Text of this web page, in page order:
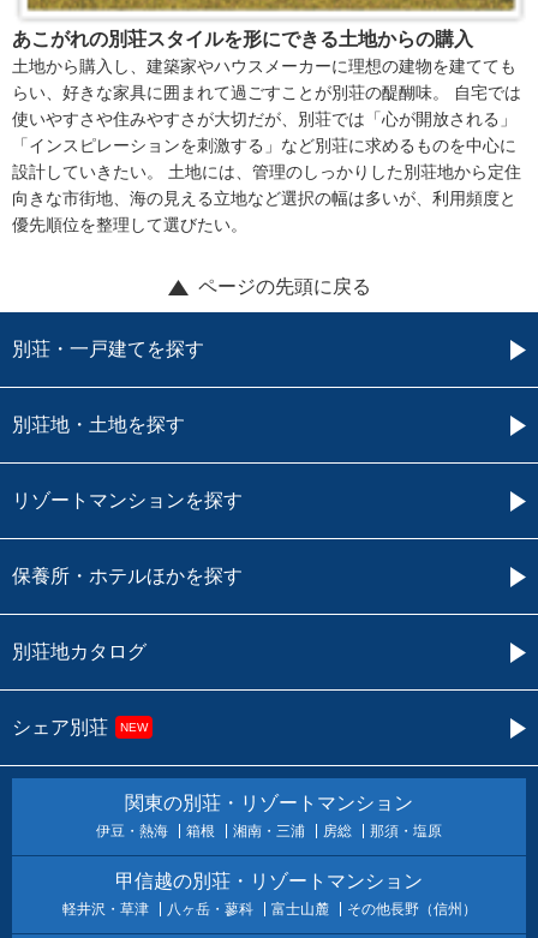
あこがれの別荘スタイルを形にできる土地からの購入
土地から購入し、建築家やハウスメーカーに理想の建物を建てても
らい、好きな家具に囲まれて過ごすことが別荘の醍醐味。 自宅では
使いやすさや住みやすさが大切だが、別荘では「心が開放される」
「インスピレーションを刺激する」など別荘に求めるものを中心に
設計していきたい。 土地には、管理のしっかりした別荘地から定住
向きな市街地、海の見える立地など選択の幅は多いが、利用頻度と
優先順位を整理して選びたい。
ページの先頭に戻る
別荘・一戸建てを探す
別荘地・土地を探す
リゾートマンションを探す
保養所・ホテルほかを探す
別荘地カタログ
シェア別荘 NEW
関東の別荘・リゾートマンション
伊豆・熱海 箱根 湘南・三浦 房総 那須・塩原
甲信越の別荘・リゾートマンション
軽井沢・草津 八ヶ岳・蓼科 富士山麓 その他長野（信州）